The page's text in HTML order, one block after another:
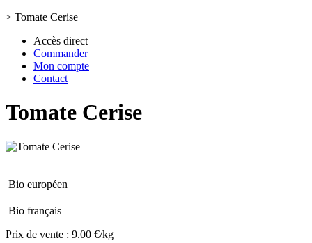
> Tomate Cerise
Accès direct
Commander
Mon compte
Contact
Tomate Cerise
Bio européen
Bio français
Prix de vente : 9.00 €/kg